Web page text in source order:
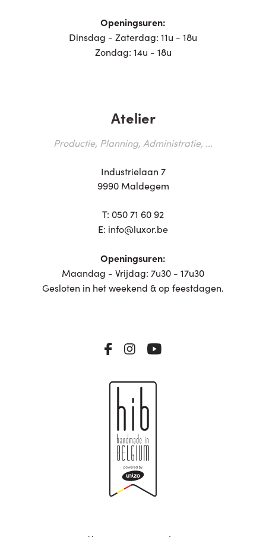
Openingsuren:
Dinsdag - Zaterdag: 11u - 18u
Zondag: 14u - 18u
Atelier
Productie, Planning, Administratie, ...
Industrielaan 7
9990 Maldegem
T: 050 71 60 92
E: info@luxor.be
Openingsuren:
Maandag - Vrijdag: 7u30 - 17u30
Gesloten in het weekend & op feestdagen.